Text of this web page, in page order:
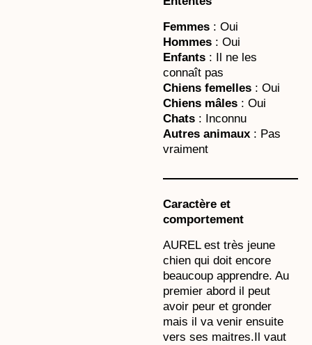
Femmes : Oui
Hommes : Oui
Enfants : Il ne les
connaît pas
Chiens femelles : Oui
Chiens mâles : Oui
Chats : Inconnu
Autres animaux : Pas
vraiment
Caractère et
comportement
AUREL est très jeune
chien qui doit encore
beaucoup apprendre. Au
premier abord il peut
avoir peur et gronder
mais il va venir ensuite
vers ses maitres.Il vaut